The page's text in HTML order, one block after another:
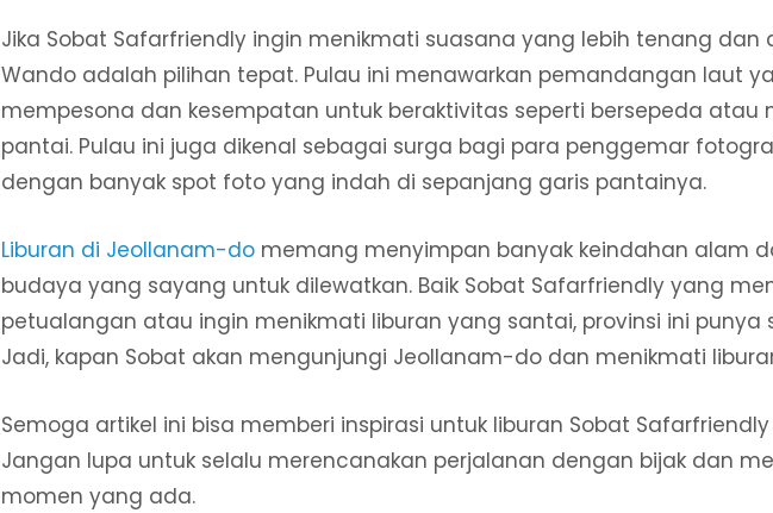
Jika Sobat Safarfriendly ingin menikmati suasana yang lebih tenang dan
Wando adalah pilihan tepat. Pulau ini menawarkan pemandangan laut
mempesona dan kesempatan untuk beraktivitas seperti bersepeda atau
pantai. Pulau ini juga dikenal sebagai surga bagi para penggemar
dengan banyak spot foto yang indah di sepanjang garis pantainya.
Liburan di Jeollanam-do memang menyimpan banyak keindahan alam
budaya yang sayang untuk dilewatkan. Baik Sobat Safarfriendly yang
petualangan atau ingin menikmati liburan yang santai, provinsi ini punya
Jadi, kapan Sobat akan mengunjungi Jeollanam-do dan menikmati
Semoga artikel ini bisa memberi inspirasi untuk liburan Sobat
Jangan lupa untuk selalu merencanakan perjalanan dengan bijak dan
momen yang ada.